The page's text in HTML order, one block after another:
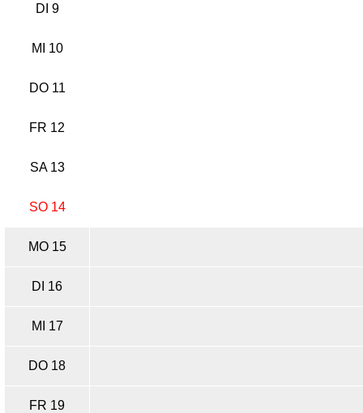
DI 9
MI 10
DO 11
FR 12
SA 13
SO 14
MO 15
DI 16
MI 17
DO 18
FR 19